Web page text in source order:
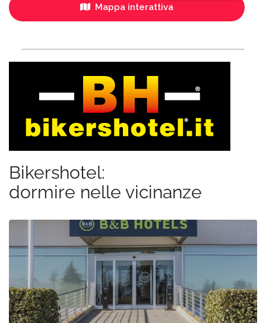
Mappa interattiva
Bikershotel:
dormire nelle vicinanze